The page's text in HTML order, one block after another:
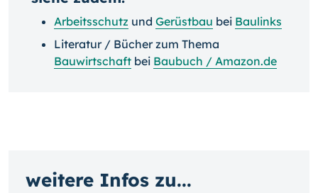
Arbeitsschutz und Gerüstbau bei Baulinks
Literatur / Bücher zum Thema
Bauwirtschaft bei Baubuch / Amazon.de
weitere Infos zu...